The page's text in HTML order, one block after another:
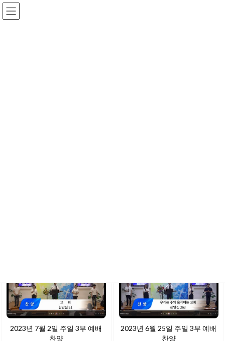
Skip
to
the
Skip
to
the
2023년 7월 2일 주일 3부 예배
찬양
2023년 6월 25일 주일 3부 예배
찬양